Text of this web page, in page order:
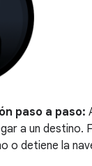
paso a paso:
a un destino.
o detiene la